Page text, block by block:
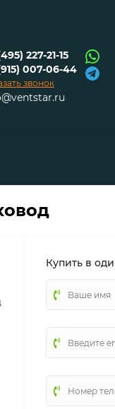
227-21-15
007-06-44
звонок
Купить в